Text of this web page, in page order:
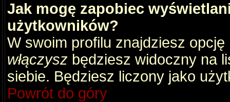
Jak mogę zapobiec
użytkowników?
W swoim profilu znajdziesz opcję
włączysz będziesz widoczny na
siebie. Będziesz liczony jako
Powrót do góry